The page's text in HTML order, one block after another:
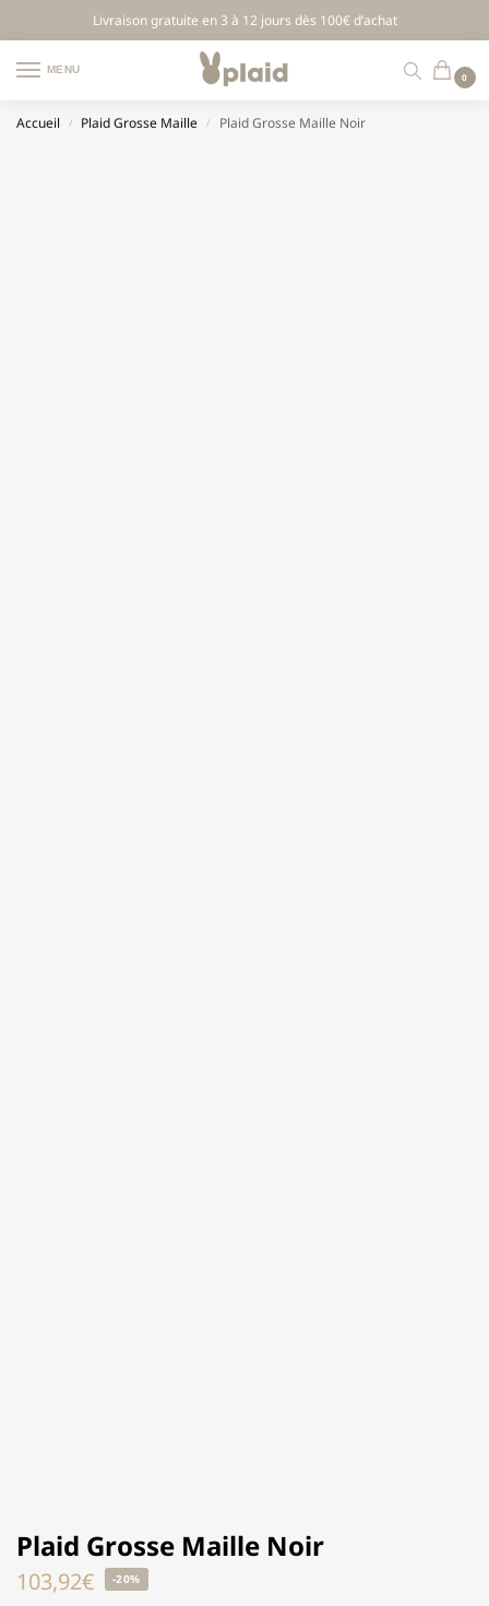
Livraison gratuite en 3 à 12 jours dès 100€ d’achat
MENU
0
Accueil / Plaid Grosse Maille / Plaid Grosse Maille Noir
Plaid Grosse Maille Noir
103,92€ -20%